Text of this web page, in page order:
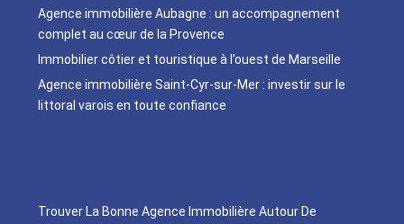
Agence immobilière Aubagne : un accompagnement
complet au cœur de la Provence
Immobilier côtier et touristique à l’ouest de Marseille
Agence immobilière Saint-Cyr-sur-Mer : investir sur le
littoral varois en toute confiance
Trouver La Bonne Agence Immobilière Autour De